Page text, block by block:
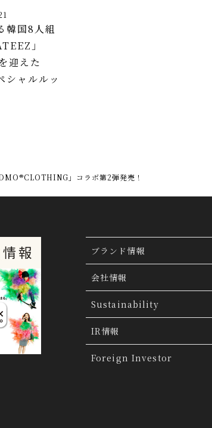
韓国8人組
」
迎えた
シャルルッ
」コラボ第2弾発売！
ブランド情報
ブランド検索
ブランドトピックス
「ファッションの力を信じ
会社情報
TSI トピックス
会社概要
会社沿革
Sustainability
IR情報
IR情報
Foreign Investor